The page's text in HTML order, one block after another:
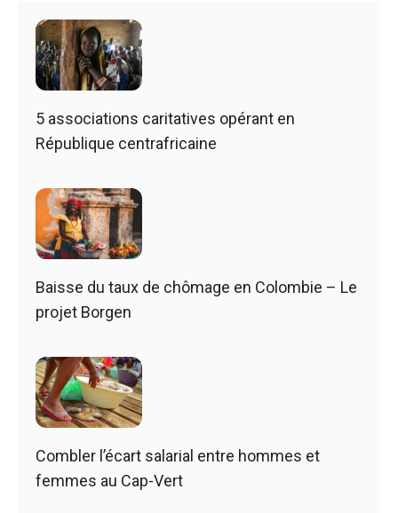
5 associations caritatives opérant en
République centrafricaine
Baisse du taux de chômage en Colombie – Le
projet Borgen
Combler l’écart salarial entre hommes et
femmes au Cap-Vert